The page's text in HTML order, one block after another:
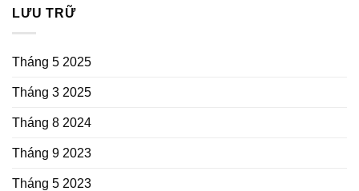
LƯU TRỮ
Tháng 5 2025
Tháng 3 2025
Tháng 8 2024
Tháng 9 2023
Tháng 5 2023